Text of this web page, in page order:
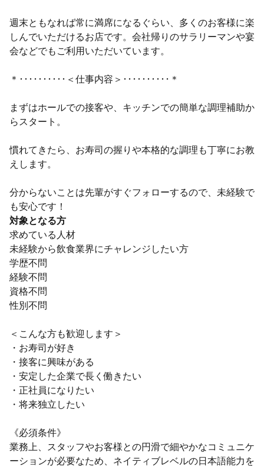
週末ともなれば常に満席になるぐらい、多くのお客様に楽
しんでいただけるお店です。会社帰りのサラリーマンや宴
会などでもご利用いただいています。
＊･･････････＜仕事内容＞･･････････＊
まずはホールでの接客や、キッチンでの簡単な調理補助か
らスタート。
慣れてきたら、お寿司の握りや本格的な調理も丁寧にお教
えします。
分からないことは先輩がすぐフォローするので、未経験で
も安心です！
対象となる方
求めている人材
未経験から飲食業界にチャレンジしたい方
学歴不問
経験不問
資格不問
性別不問
＜こんな方も歓迎します＞
・お寿司が好き
・接客に興味がある
・安定した企業で長く働きたい
・正社員になりたい
・将来独立したい
《必須条件》
業務上、スタッフやお客様との円滑で細やかなコミュニケ
ーションが必要なため、ネイティブレベルの日本語能力を